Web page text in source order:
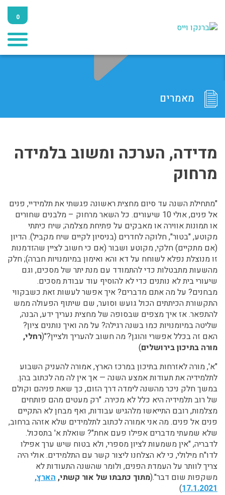
0
מאמרים
מדידה, הערכה ומשוב בלמידה
מרחוק
"מתחילת השנה עד סיום מחצית ראשונה פגשתי את תלמידיי, פנים
אל פנים, אולי 10 שיעורים. כל השאר מרחוק – מלבנים שחורים
או תמונות אווירה או מאבקים על פתיחת מצלמה; שיח כיתתי
מקוטע, "בטור", חלוקה לחדרים (בניסיון לקיים שיח מקביל). הדיון
(אם מתקיים) חלקי, מקוטע ושבור (אם כי חשוב לציין שהזדמנות
זו מנוצלת נפלא לשוחח על דא והא ואימון במיומנויות חברה); חלק
מהשעות מתבטלות כדי להתמודד עם מנת יתר של מסכים, וגם
שיעורי בית לא נותנים כדי לא להוסיף עוד עבודת מסכים.
מבחנים? על מה אתם מדברים? איך אפשר לעשות זאת כשבקווי
התקשורת הכיתתים הכול גועש וסוער, שם שיתוף הפעולה ממש
להתפאר. אז איך מצפים שבסופה של מחצית נעריך ידע, הבנה,
שליטה במיומנויות כמו בשנה רגילה? על מה ואיך נותנים ציון?
האם זה בכלל אפשרי והוגן? מה חשוב להעריך ולציין?"(רחלי,
מורה בתיכון בירושלים)
"א', מורה לאזרחות בתיכון במרכז הארץ, אמורה להעניק השבוע
לתלמידיה את תעודות אמצע השנה — אך אין לה מה לכתוב בהן.
במשך חלק ניכר מהשנה לימדה דרך הזום, כך שאת פניהם וקולם
של רוב תלמידיה היא כלל לא מכירה. "רק מעטים מהם פותחים
מצלמות, רובם התייאשו מלהגיש עבודות, ואף מבחן לא התקיים
פנים אל פנים. מה אני אמורה לכתוב לתלמידים שלא אזהה ברחוב,
שלא שמעתי מדברים אפילו פעם אחת"? שואלת א' בתסכול.
לדבריה, "אין משמעות לציון מספרי, ולא בטוח שיש ערך אפילו
לדו"ח מילולי, כי לא הצלחנו ליצור קשר עם התלמידים. אולי היה
צריך לוותר על העמדת הפנים, ולומר שהשנה התעודות לא
משקפות שום דבר".(מתוך כתבתו של אור קשתי,הארץ,
17.1.2021
)